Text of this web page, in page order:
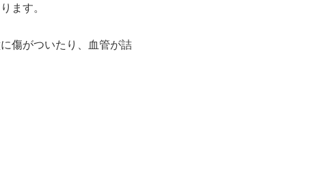
ます。
傷がついたり、血管が詰